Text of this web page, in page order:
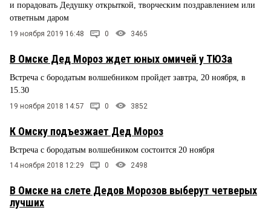
и порадовать Дедушку открыткой, творческим поздравлением или
ответным даром
19 ноября 2019 16:48 0 3465
В Омске Дед Мороз ждет юных омичей у ТЮЗа
Встреча с бородатым волшебником пройдет завтра, 20 ноября, в
15.30
19 ноября 2018 14:57 0 3852
К Омску подъезжает Дед Мороз
Встреча с бородатым волшебником состоится 20 ноября
14 ноября 2018 12:29 0 2498
В Омске на слете Дедов Морозов выберут четверых
лучших